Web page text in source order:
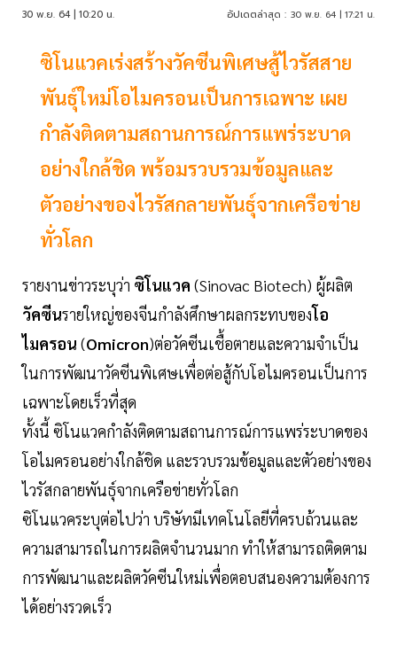
30 พ.ย. 64 | 10:20 น. อัปเดตล่าสุด : 30 พ.ย. 64 | 17:21 น.
ซิโนแวคเร่งสร้างวัคซีนพิเศษสู้ไวรัสสาย
พันธุ์ใหม่โอไมครอนเป็นการเฉพาะ เผย
กำลังติดตามสถานการณ์การแพร่ระบาด
อย่างใกล้ชิด พร้อมรวบรวมข้อมูลและ
ตัวอย่างของไวรัสกลายพันธุ์จากเครือข่าย
ทั่วโลก
รายงานข่าวระบุว่า ซิโนแวค (Sinovac Biotech) ผู้ผลิต
วัคซีนรายใหญ่ของจีนกำลังศึกษาผลกระทบของโอ
ไมครอน (Omicron)ต่อวัคซีนเชื้อตายและความจำเป็น
ในการพัฒนาวัคซีนพิเศษเพื่อต่อสู้กับโอไมครอนเป็นการ
เฉพาะโดยเร็วที่สุด
ทั้งนี้ ซิโนแวคกำลังติดตามสถานการณ์การแพร่ระบาดของ
โอไมครอนอย่างใกล้ชิด และรวบรวมข้อมูลและตัวอย่างของ
ไวรัสกลายพันธุ์จากเครือข่ายทั่วโลก
ซิโนแวคระบุต่อไปว่า บริษัทมีเทคโนโลยีที่ครบถ้วนและ
ความสามารถในการผลิตจำนวนมาก ทำให้สามารถติดตาม
การพัฒนาและผลิตวัคซีนใหม่เพื่อตอบสนองความต้องการ
ได้อย่างรวดเร็ว